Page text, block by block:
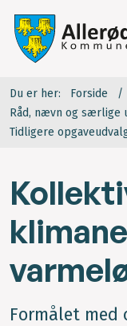
Du er her: Forside
Råd, nævn og særlige
Tidligere
Formålet med